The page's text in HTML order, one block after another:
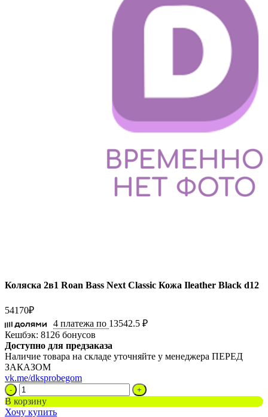
Коляска 2в1 Roan Bass Next Classic Кожа Ileather Black d12
54170₽
4 платежа по 13542.5 ₽
Кешбэк: 8126 бонусов
Доступно для предзаказа
Наличие товара на складе уточняйте у менеджера ПЕРЕД
ЗАКАЗОМ
vk.me/dksprobegom
Количество
товара
Коляска
В корзину
Хочу купить